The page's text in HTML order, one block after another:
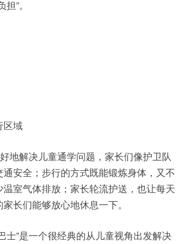
”。
区域
地解决儿童通学问题，家长们像护卫队
安全；步行的方式既能锻炼身体，又不
室气体排放；家长轮流护送，也让每天
长们能够放心地休息一下。
士”是一个很经典的从儿童视角出发解决